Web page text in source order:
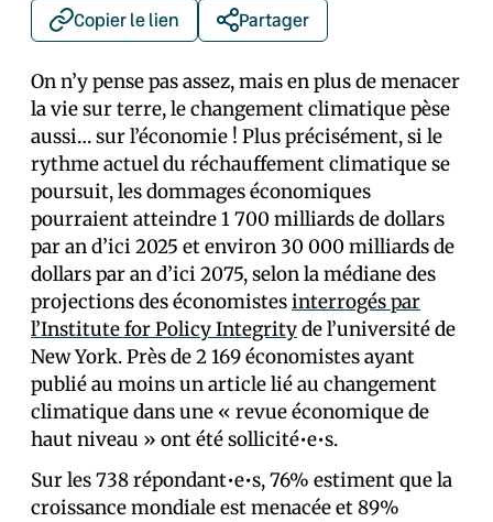
Copier le lien Partager
On n’y pense pas assez, mais en plus de menacer
la vie sur terre, le changement climatique pèse
aussi… sur l’économie ! Plus précisément, si le
rythme actuel du réchauffement climatique se
poursuit, les dommages économiques
pourraient atteindre 1 700 milliards de dollars
par an d’ici 2025 et environ 30 000 milliards de
dollars par an d’ici 2075, selon la médiane des
projections des économistesinterrogés par
l’Institute for Policy Integrityde l’université de
New York. Près de 2 169 économistes ayant
publié au moins un article lié au changement
climatique dans une « revue économique de
haut niveau » ont été sollicité•e•s.
Sur les 738 répondant•e•s, 76% estiment que la
croissance mondiale est menacée et 89%